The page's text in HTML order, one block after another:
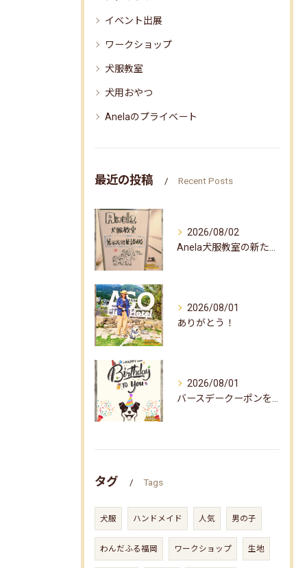
イベント出展
ワークショップ
犬服教室
犬用おやつ
Anelaのプライベート
最近の投稿 Recent Posts
2026/08/02
2026/08/01
ありがとう！
2026/08/01
タグ Tags
犬服 ハンドメイド 人気 男の子
わんだふる福岡 ワークショップ 生地